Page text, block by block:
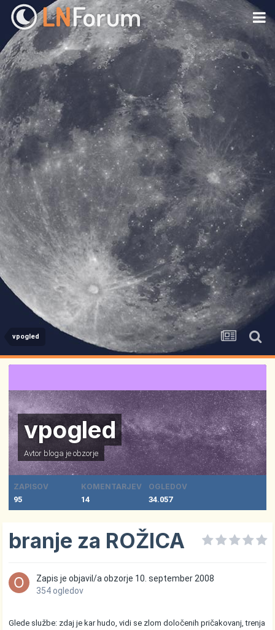
vpogled
vpogled
Avtor bloga jeobzorje
ZAPISOV
95
KOMENTARJEV
14
OGLEDOV
34.057
branje za ROŽICA
Zapis je objavil/aobzorje 10. september 2008
354 ogledov
Glede službe: zdaj je kar hudo, vidi se zlom določenih pričakovanj, trenja